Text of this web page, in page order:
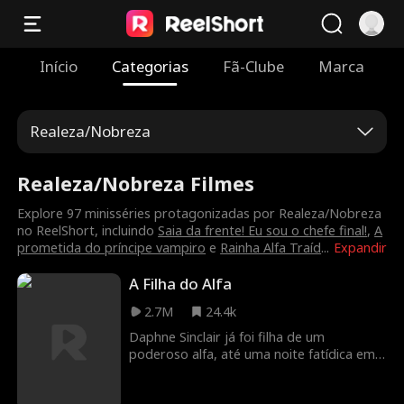
Início Categorias Fã-Clube Marca
Realeza/Nobreza
Realeza/Nobreza Filmes
Expandir
Explore 97 minisséries protagonizadas por Realeza/Nobreza
no ReelShort, incluindoSaia da frente! Eu sou o chefe final!,A
prometida do príncipe vampiro e Rainha Alfa Traíd...
A Filha do Alfa
2.7M
24.4k
Daphne Sinclair já foi filha de um
poderoso alfa, até uma noite fatídica em